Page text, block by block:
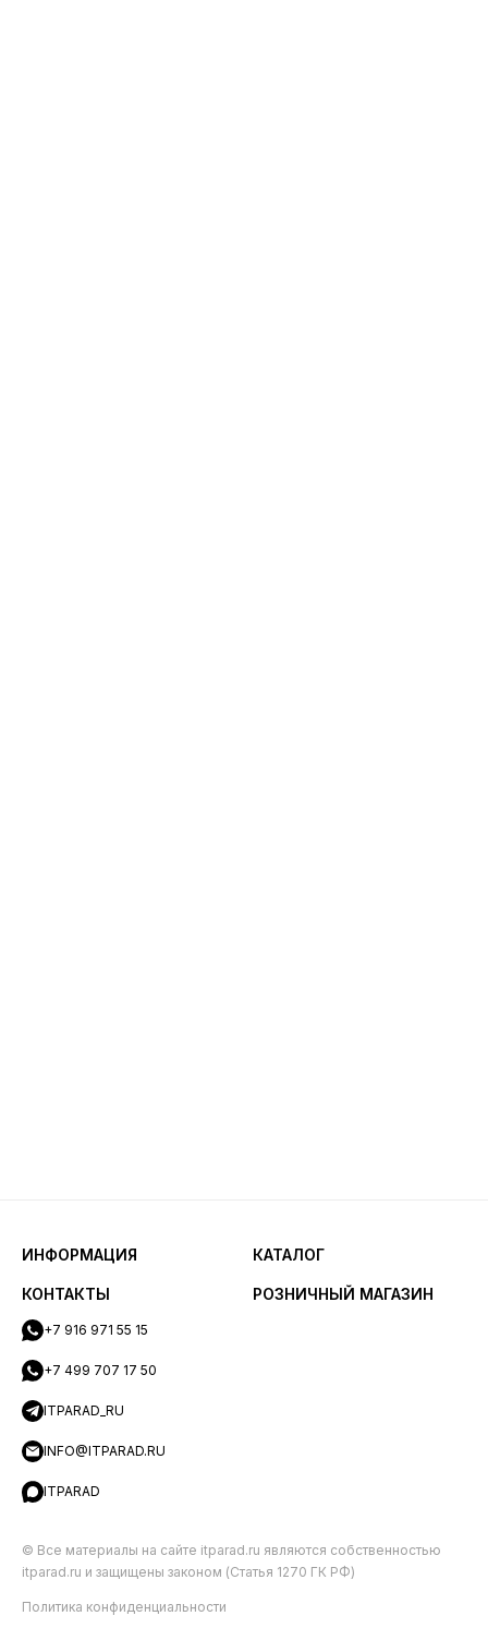
ИНФОРМАЦИЯ КАТАЛОГ
КОНТАКТЫ
+7 916 971 55 15
+7 499 707 17 50
ITPARAD_RU
INFO@ITPARAD.RU
ITPARAD
РОЗНИЧНЫЙ МАГАЗИН
© Все материалы на сайте itparad.ru являются собственностью
itparad.ru и защищены законом (Статья 1270 ГК РФ)
Политика конфиденциальности